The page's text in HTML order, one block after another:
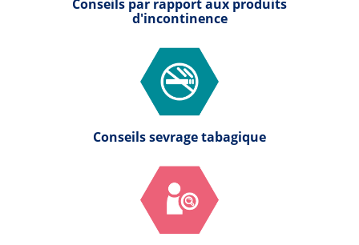
Conseils par rapport aux produits
d'incontinence
Conseils sevrage tabagique